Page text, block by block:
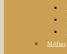
Médias